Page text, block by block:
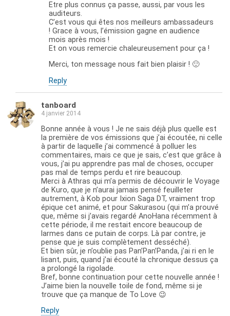
Etre plus connus ça passe, aussi, par vous les
auditeurs.
C’est vous qui êtes nos meilleurs ambassadeurs
! Grace à vous, l’émission gagne en audience
mois après mois !
Et on vous remercie chaleureusement pour ça !
Merci, ton message nous fait bien plaisir ! 🙂
Reply
tanboard
4 janvier 2014
Bonne année à vous ! Je ne sais déjà plus quelle est
la première de vos émissions que j’ai écoutée, ni celle
à partir de laquelle j’ai commencé à polluer les
commentaires, mais ce que je sais, c’est que grâce à
vous, j’ai pu apprendre pas mal de choses, occuper
pas mal de temps perdu et rire beaucoup.
Merci à Athras qui m’a permis de découvrir le Voyage
de Kuro, que je n’aurai jamais pensé feuilleter
autrement, à Kob pour Ixion Saga DT, vraiment trop
épique cet animé, et pour Sakurasou (qui m’a prouvé
que, même si j’avais regardé AnoHana récemment à
cette période, il me restait encore beaucoup de
larmes dans ce putain de corps. Là par contre, je
pense que je suis complètement desséché).
Et bien sûr, je n’oublie pas Pan’Pan’Panda, j’ai ri en le
lisant, puis, quand j’ai écouté la chronique dessus ça
a prolongé la rigolade.
Bref, bonne continuation pour cette nouvelle année !
J’aime bien la nouvelle toile de fond, même si je
trouve que ça manque de To Love 😉
Reply